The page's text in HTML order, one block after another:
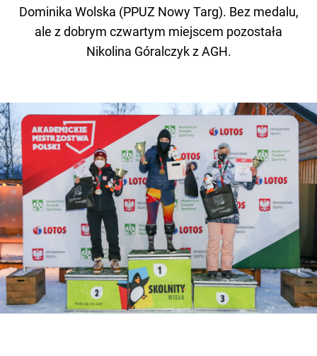
Dominika Wolska (PPUZ Nowy Targ). Bez medalu,
ale z dobrym czwartym miejscem pozostała
Nikolina Góralczyk z AGH.